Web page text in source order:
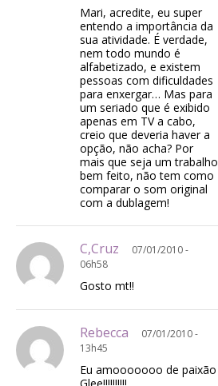
Mari, acredite, eu super
entendo a importância da
sua atividade. É verdade,
nem todo mundo é
alfabetizado, e existem
pessoas com dificuldades
para enxergar… Mas para
um seriado que é exibido
apenas em TV a cabo,
creio que deveria haver a
opção, não acha? Por
mais que seja um trabalho
bem feito, não tem como
comparar o som original
com a dublagem!
C,Cruz
07/01/2010 -
06h58
Gosto mt!!
Rebecca
07/01/2010 -
13h45
Eu amooooooo de paixão